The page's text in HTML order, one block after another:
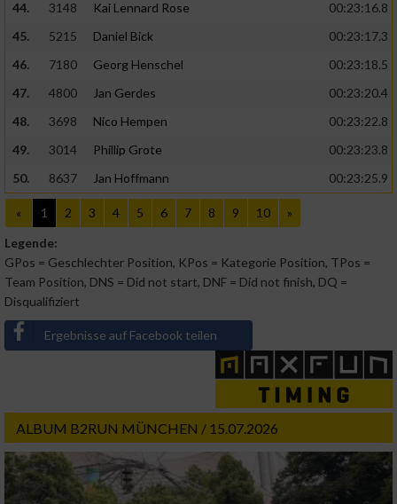
44.
3148 Kai Lennard Rose
00:23:16.8
45.
5215 Daniel Bick
00:23:17.3
46.
7180 Georg Henschel
00:23:18.5
47.
4800 Jan Gerdes
00:23:20.4
48.
3698 Nico Hempen
00:23:22.8
49.
3014 Phillip Grote
00:23:23.8
50.
8637 Jan Hoffmann 00:23:25.9
« 1 2 3 4 5 6 7 8 9 10
»
Legende:
GPos = Geschlechter Position, KPos = Kategorie Position, TPos =
Team Position, DNS = Did not start, DNF = Did not finish, DQ =
Disqualifiziert
Ergebnisse auf Facebook teilen
ALBUM B2RUN MÜNCHEN / 15.07.2026